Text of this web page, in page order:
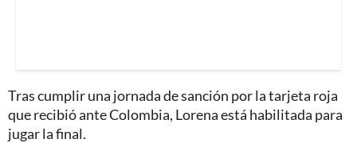
Tras cumplir una jornada de sanción por la tarjeta roja
que recibió ante Colombia, Lorena está habilitada para
jugar la final.